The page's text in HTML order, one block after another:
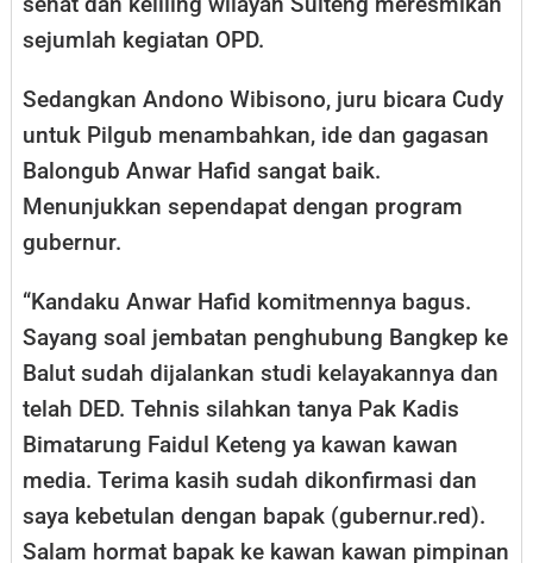
sejumlah kegiatan OPD.
Sedangkan Andono Wibisono, juru bicara Cudy
untuk Pilgub menambahkan, ide dan gagasan
Balongub Anwar Hafid sangat baik.
Menunjukkan sependapat dengan program
gubernur.
“Kandaku Anwar Hafid komitmennya bagus.
Sayang soal jembatan penghubung Bangkep ke
Balut sudah dijalankan studi kelayakannya dan
telah DED. Tehnis silahkan tanya Pak Kadis
Bimatarung Faidul Keteng ya kawan kawan
media. Terima kasih sudah dikonfirmasi dan
saya kebetulan dengan bapak (gubernur.red).
Salam hormat bapak ke kawan kawan pimpinan